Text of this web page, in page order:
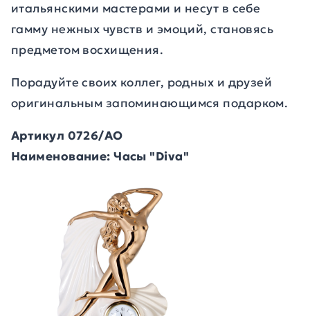
итальянскими мастерами и несут в себе
гамму нежных чувств и эмоций, становясь
предметом восхищения.
Порадуйте своих коллег, родных и друзей
оригинальным запоминающимся подарком.
Артикул 0726/AO
Наименование: Часы "Diva"